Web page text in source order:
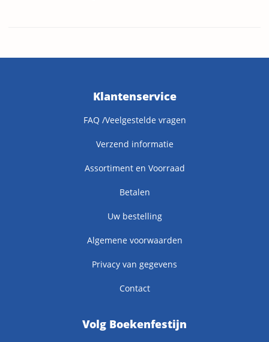
Klantenservice
FAQ /Veelgestelde vragen
Verzend informatie
Assortiment en Voorraad
Betalen
Uw bestelling
Algemene voorwaarden
Privacy van gegevens
Contact
Volg Boekenfestijn